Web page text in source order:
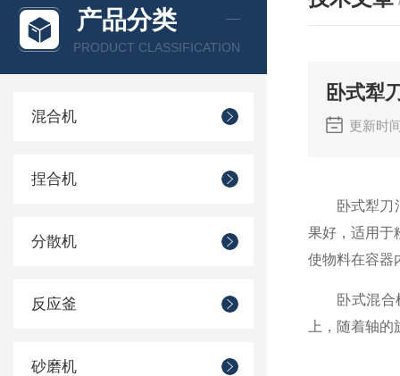
产品分类
PRODUCT CLASSIFICATION
混合机
捏合机
分散机
反应釜
砂磨机
卧式犁
更新时
卧式犁刀混
果好，适用于
使物料在容器
卧式混合机
上，随着轴